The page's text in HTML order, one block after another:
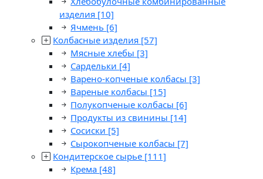
изделия [10]
Ячмень [6]
Колбасные изделия [57]
Мясные хлебы [3]
Сардельки [4]
Варено-копченые колбасы [3]
Вареные колбасы [15]
Полукопченые колбасы [6]
Продукты из свинины [14]
Сосиски [5]
Сырокопченые колбасы [7]
Кондитерское сырье [111]
Крема [48]